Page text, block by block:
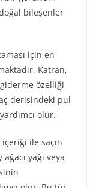
bileşenler
için en
Katran,
özelliği
derisindeki pul
olur.
ile saçın
yağı veya